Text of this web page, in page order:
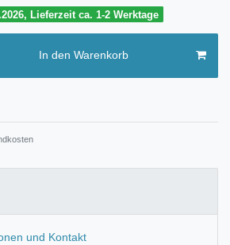
Lieferzeit ca. 1-2 Werktage
In den Warenkorb
und Kontakt